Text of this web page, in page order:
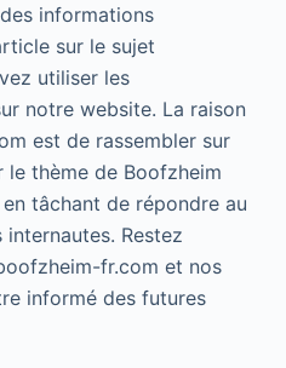
informations
sur le sujet
utiliser les
notre website. La raison
est de rassembler sur
le thème de Boofzheim
tâchant de répondre au
Restez
fr.com et nos
informé des futures